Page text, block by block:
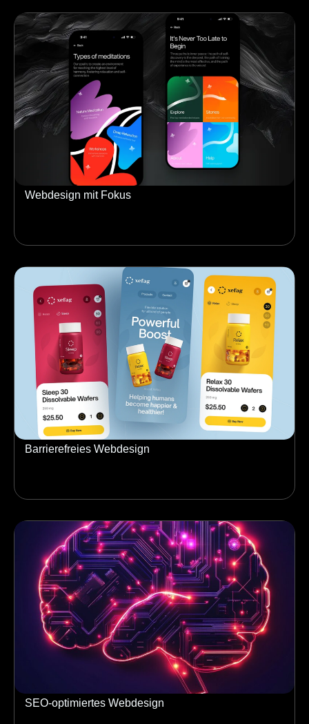
Webdesign mit Fokus
Barrierefreies Webdesign
SEO-optimiertes Webdesign